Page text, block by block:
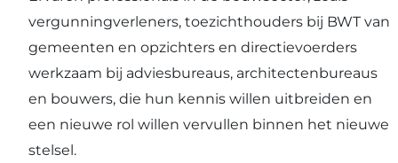
vergunningverleners, toezichthouders bij BWT van
gemeenten en opzichters en directievoerders
werkzaam bij adviesbureaus, architectenbureaus
en bouwers, die hun kennis willen uitbreiden en
een nieuwe rol willen vervullen binnen het nieuwe
stelsel.